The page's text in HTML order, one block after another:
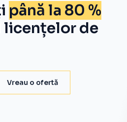
până la 80 %
de
Vreau o ofertă